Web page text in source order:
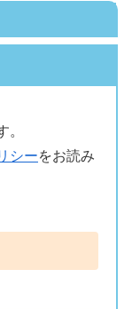
シーをお読み